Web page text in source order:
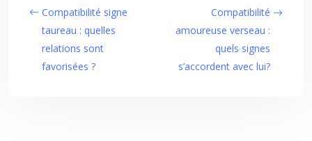
Compatibilité signe
taureau : quelles
relations sont
favorisées ?
Compatibilité
amoureuse verseau :
quels signes
s’accordent avec lui?